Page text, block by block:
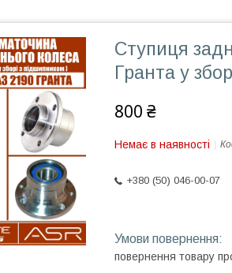
Ступиця
Гранта у
800 ₴
Немає в наявності
+380 (50) 046-00-07
повернення товару